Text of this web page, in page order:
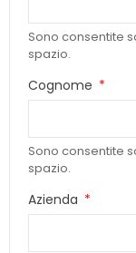
Sono consentite
spazio.
Cognome
Sono consentite
spazio.
Azienda